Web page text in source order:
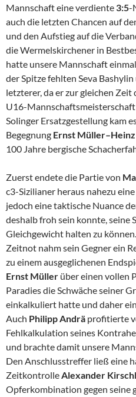
Mannschaft eine verdiente 3:5-
auch die letzten Chancen auf
und den Aufstieg auf die
die Wermelskirchener in
hatte unsere Mannschaft
der Spitze fehlten Seva
letzterer, da er zur gleichen
U16-
Solinger Ersatzgestellung kam
Begegnung Ernst
100 Jahre bergische
Zuerst endete die Partie von
c3-Sizilianer heraus nahezu
jedoch eine taktische Nuance
deshalb froh sein konnte, seine
Gleichgewicht halten zu
Zeitnot nahm sein Gegner ein
zu einem ausgeglichenen
Ernst Müller über einen vollen
Paradies die Schwäche seiner
einkalkuliert hatte und daher
Auch Philipp Andrä profitierte
Fehlkalkulation seines
und brachte damit unsere
Den Anschlusstreffer ließ eine
ZeitkontrolleAlexander
Opferkombination gegen seine